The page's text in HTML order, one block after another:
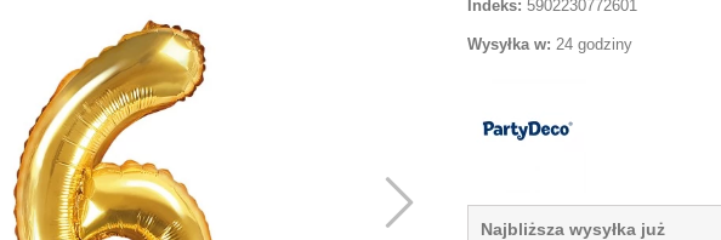
Indeks: 5902230772601
Wysyłka w: 24 godziny
Najbliższa wysyłka już